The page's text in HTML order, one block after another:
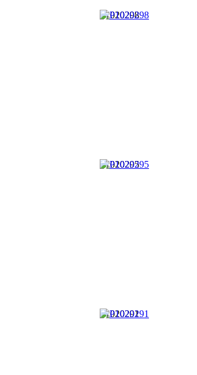
P1020298
P1020295
P1020291